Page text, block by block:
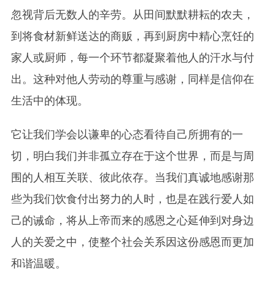
忽视背后无数人的辛劳。从田间默默耕耘的农夫，
到将食材新鲜送达的商贩，再到厨房中精心烹饪的
家人或厨师，每一个环节都凝聚着他人的汗水与付
出。这种对他人劳动的尊重与感谢，同样是信仰在
生活中的体现。
它让我们学会以谦卑的心态看待自己所拥有的一
切，明白我们并非孤立存在于这个世界，而是与周
围的人相互关联、彼此依存。当我们真诚地感谢那
些为我们饮食付出努力的人时，也是在践行爱人如
己的诫命，将从上帝而来的感恩之心延伸到对身边
人的关爱之中，使整个社会关系因这份感恩而更加
和谐温暖。